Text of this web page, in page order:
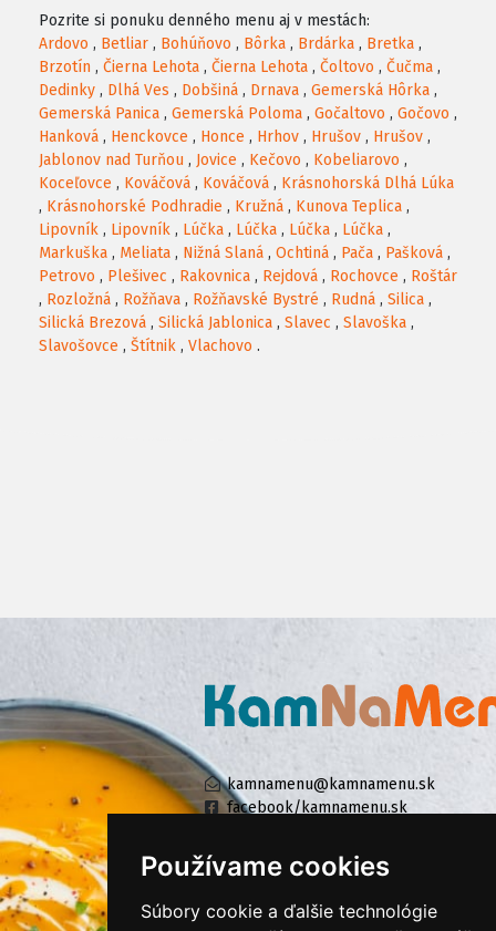
Používame cookies
Súbory cookie a ďalšie technológie
Pozrite si ponuku denného menu aj v mestách:
Ardovo , Betliar , Bohúňovo , Bôrka , Brdárka , Bretka ,
Brzotín , Čierna Lehota , Čierna Lehota , Čoltovo , Čučma ,
Dedinky , Dlhá Ves , Dobšiná , Drnava , Gemerská Hôrka ,
Gemerská Panica , Gemerská Poloma , Gočaltovo , Gočovo ,
Hanková , Henckovce , Honce , Hrhov , Hrušov , Hrušov ,
Jablonov nad Turňou , Jovice , Kečovo , Kobeliarovo ,
Koceľovce , Kováčová , Kováčová , Krásnohorská Dlhá Lúka
, Krásnohorské Podhradie , Kružná , Kunova Teplica ,
Lipovník , Lipovník , Lúčka , Lúčka , Lúčka , Lúčka ,
Markuška , Meliata , Nižná Slaná , Ochtiná , Pača , Pašková ,
Petrovo , Plešivec , Rakovnica , Rejdová , Rochovce , Roštár
, Rozložná , Rožňava , Rožňavské Bystré , Rudná , Silica ,
Silická Brezová , Silická Jablonica , Slavec , Slavoška ,
Slavošovce , Štítnik , Vlachovo .
kamnamenu@kamnamenu.sk
facebook/kamnamenu.sk
KONTAKTUJTE NÁS